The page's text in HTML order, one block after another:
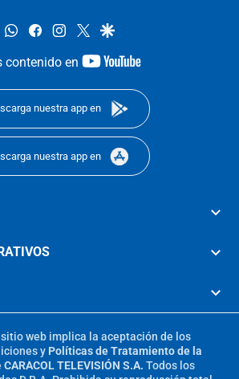
whatsappfacebookinstagram
twittergoogle
contenido en
youtube-
nuestra app en
nuestra app en
sitio web implica la aceptación de los
y Políticas de Tratamiento de la
CARACOL TELEVISIÓN S.A. Todos los